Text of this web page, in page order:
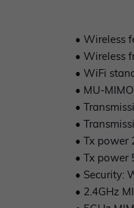
• Wireless
• Wireless
• WiFi
• MU-
•
•
• Tx power
• Tx power
• Security:
• 2.4GHz